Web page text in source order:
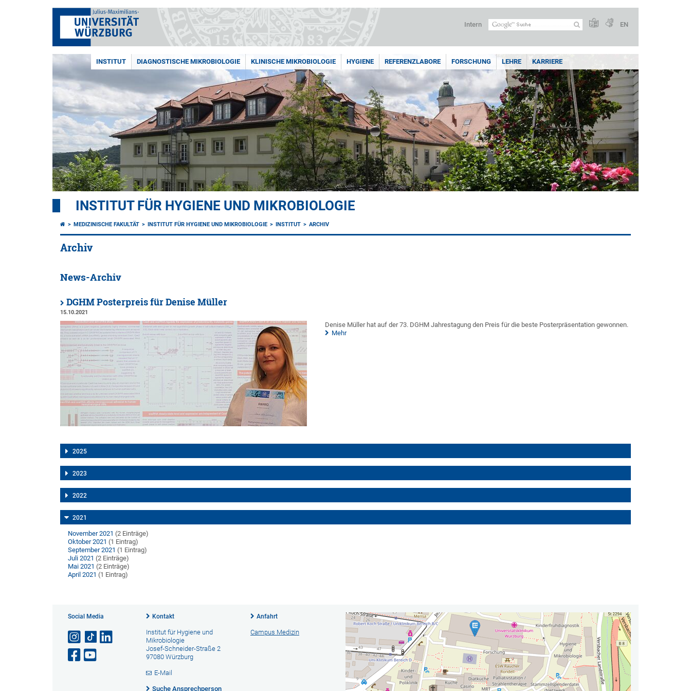
Intern EN
INSTITUT DIAGNOSTISCHE MIKROBIOLOGIE KLINISCHE MIKROBIOLOGIE HYGIENE REFERENZLABORE FORSCHUNG LEHRE KARRIERE
INSTITUT FÜR HYGIENE UND MIKROBIOLOGIE
MEDIZINISCHE FAKULTÄT INSTITUT FÜR HYGIENE UND MIKROBIOLOGIE INSTITUT ARCHIV
Archiv
News-Archiv
DGHM Posterpreis für Denise Müller
15.10.2021
Denise Müller hat auf der 73. DGHM Jahrestagung den Preis für die beste Posterpräsentation gewonnen.
Mehr
2025
2023
2022
2021
November 2021 (2 Einträge)
Oktober 2021 (1 Eintrag)
September 2021 (1 Eintrag)
Juli 2021 (2 Einträge)
Mai 2021 (2 Einträge)
April 2021 (1 Eintrag)
Social Media Kontakt
Institut für Hygiene und
Mikrobiologie
Josef-Schneider-Straße 2
97080 Würzburg
E-Mail
Suche Ansprechperson
Anfahrt
Campus Medizin